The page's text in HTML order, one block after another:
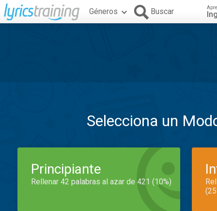
Géneros Buscar
Selecciona un
Principiante
Rellenar 42 palabras al azar de 421 (10%)